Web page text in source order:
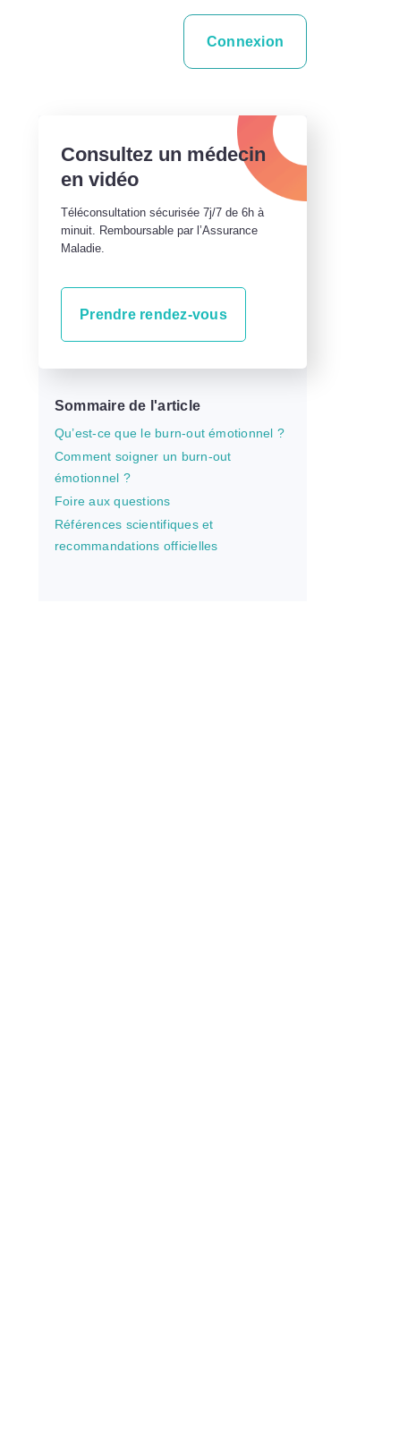
Connexion
Consultez un médecin
en vidéo
Téléconsultation sécurisée 7j/7 de 6h à
minuit. Remboursable par l’Assurance
Maladie.
Prendre rendez-vous
Sommaire de l'article
Qu’est-ce que le burn-out émotionnel ?
Comment soigner un burn-out
émotionnel ?
Foire aux questions
Références scientifiques et
recommandations officielles